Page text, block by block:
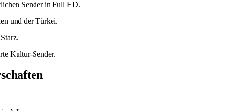
Sender in Full HD.
und der Türkei.
Kultur-Sender.